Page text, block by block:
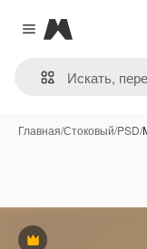
Close menu
Magnific
Главная/Стоковый/PSD/